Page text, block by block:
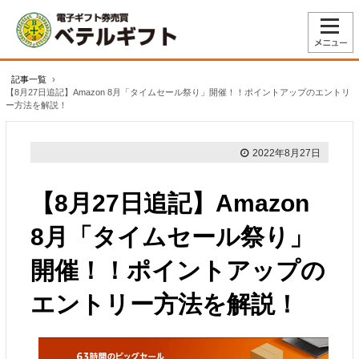
記事一覧
›
【8月27日追記】Amazon 8月「タイムセール祭り」開催！！ポイントアップのエントリ
ー方法を解説！
2022年8月27日
【8月27日追記】Amazon
8月「タイムセール祭り」
開催！！ポイントアップの
エントリー方法を解説！